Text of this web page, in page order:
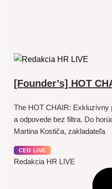
[Founder’s] HOT
The HOT CHAIR: Exkluzívny
a odpovede bez filtra. Do
Martina Kostiča, zakladateľa
CEO LIVE
Redakcia HR LIVE